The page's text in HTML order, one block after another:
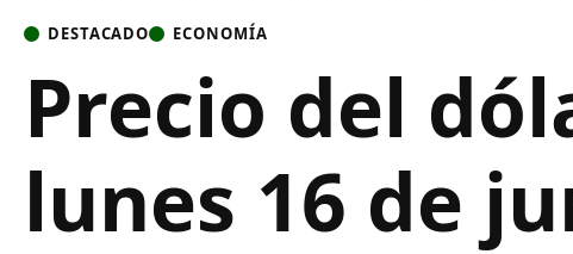
DESTACADO ECONOMÍA
Precio del
lunes 16 de